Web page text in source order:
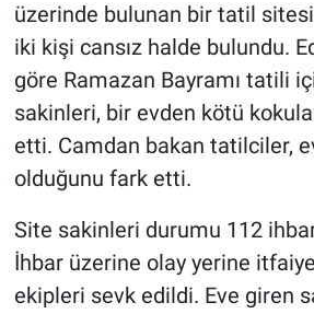
üzerinde bulunan bir tatil
iki kişi cansız halde bulundu.
göre Ramazan Bayramı tatili
sakinleri, bir evden kötü
etti. Camdan bakan tatilciler,
olduğunu fark etti.
Site sakinleri durumu 112
İhbar üzerine olay yerine
ekipleri sevk edildi. Eve giren